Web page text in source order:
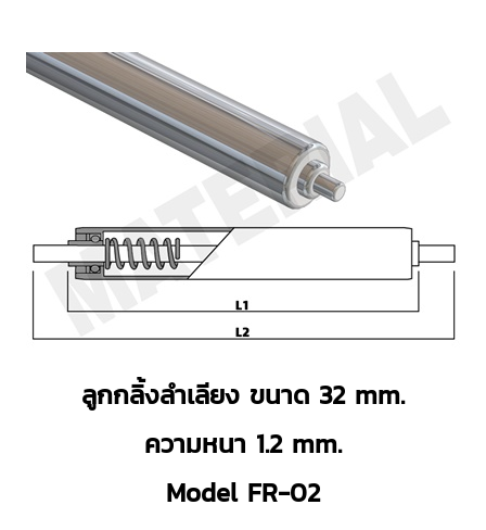
ลูกกลิ้งลำเลียง ขนาด 32 mm.
ความหนา 1.2 mm.
Model FR-02